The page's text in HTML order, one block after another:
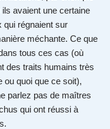
ils avaient une certaine
qui régnaient sur
méchante. Ce que
tous ces cas (où
des traits humains très
ou quoi que ce soit),
parlez pas de maîtres
qui ont réussi à